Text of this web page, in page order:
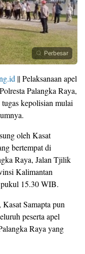
Perbesar
|| Pelaksanaan apel
Palangka Raya,
kepolisian mulai
oleh Kasat
bertempat di
Raya, Jalan Tjilik
Kalimantan
15.30 WIB.
Samapta pun
peserta apel
Raya yang